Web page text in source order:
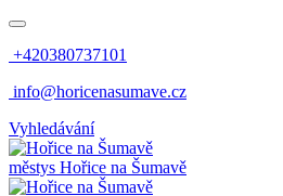
+420380737101
info@horicenasumave.cz
Vyhledávání
městys Hořice na Šumavě